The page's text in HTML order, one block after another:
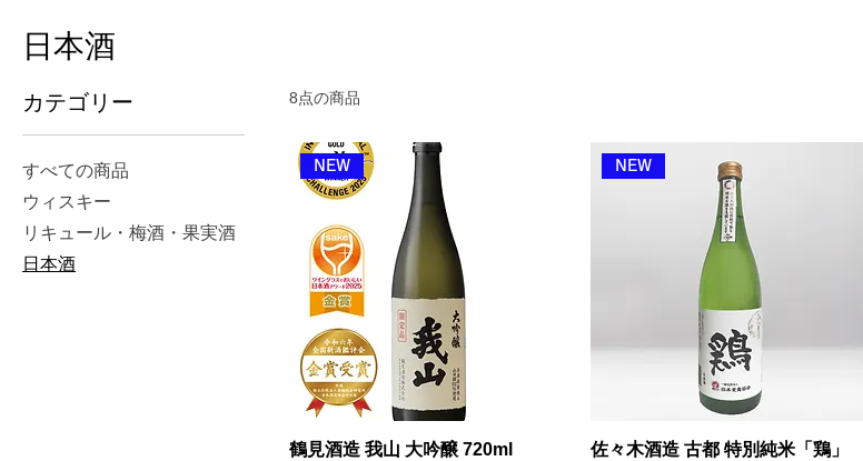
日本酒
カテゴリー
すべての商品
ウィスキー
リキュール・梅酒・果実酒
日本酒
8点の商品
NEW
鶴見酒造 我山 大吟醸 720ml
NEW
佐々木酒造 古都 特別純米「鶏」